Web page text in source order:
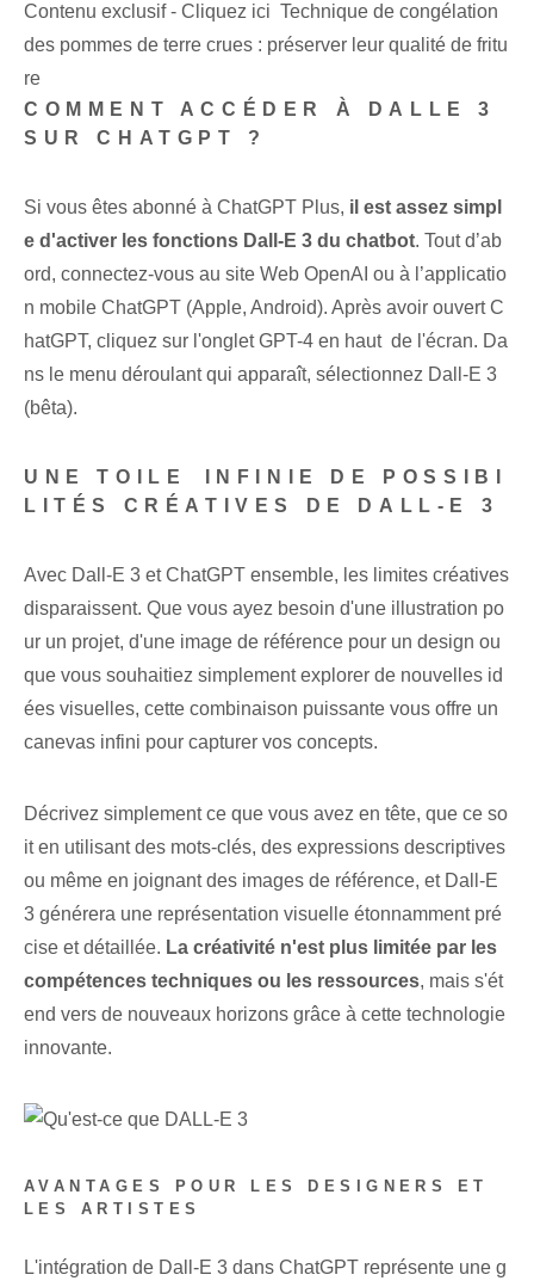
Contenu exclusif - Cliquez ici Technique de congélation
des pommes de terre crues : préserver leur qualité de fritu
re
COMMENT ACCÉDER À DALLE 3
SUR CHATGPT ?
Si vous êtes abonné à ChatGPT Plus, il est assez simpl
e d'activer les fonctions Dall-E 3 du chatbot. Tout d’ab
ord, connectez-vous au site Web OpenAI ou à l’applicatio
n mobile ChatGPT (Apple, Android). Après avoir ouvert C
hatGPT, cliquez sur l'onglet GPT-4 en haut ⁢ de l'écran. Da
ns le menu déroulant qui apparaît, sélectionnez Dall-E 3
(bêta).
UNE TOILE ⁤INFINIE‌ DE POSSIBI
LITÉS CRÉATIVES DE DALL-E 3
Avec Dall-E 3‌ et ChatGPT ensemble, les limites créatives
disparaissent. Que vous ayez besoin d'une illustration po
ur un projet, d'une image de référence pour un design ou
que vous souhaitiez simplement explorer de nouvelles id
ées visuelles, cette combinaison puissante vous offre un
canevas infini pour capturer vos concepts.
Décrivez simplement ce que vous avez en tête, que ce so
it en utilisant des mots-clés, des expressions descriptives
ou même en joignant des images de référence, et Dall-E‌
3 générera une représentation visuelle étonnamment pré
cise et détaillée. La créativité n'est plus limitée par les
compétences techniques ou les ressources, mais s'ét
end vers de nouveaux horizons grâce à cette technologie
innovante.
AVANTAGES POUR LES DESIGNERS ET
LES ARTISTES
L'intégration de Dall-E 3 dans ⁢ChatGPT⁣ représente une g